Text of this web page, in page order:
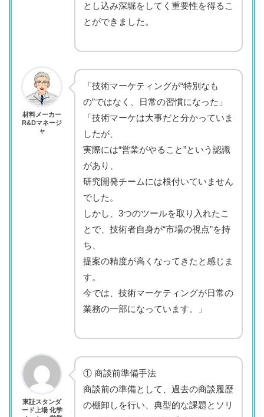
とし込み深堀をしてく重要性を得るこ
とができました。
材料メーカー
R&Dマネージ
ャ
「技術マーケティングが“特別なも
の”ではなく、日常の習慣になった」
「技術マーケは大事だと分かっていま
したが、
実際には“営業がやること”という認識
があり、
研究開発チームには根付いていません
でした。
しかし、3つのツールを取り入れたこ
とで、技術者自身が“市場の視点”を持
ち、
提案の精度が高くなってきたと感じま
す。
今では、技術マーケティングが日常の
業務の一部になっています。」
東証スタンダ
ード上場 化学
① 商談前準備手法
商談前の準備として、過去の商談履歴
の棚卸しを行い、典型的な課題とソリ